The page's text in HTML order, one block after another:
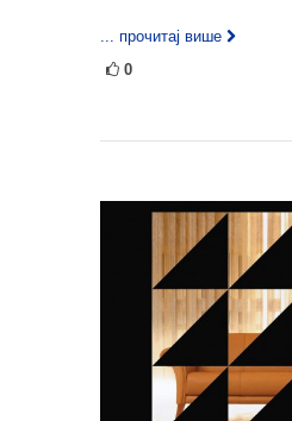
... прочитај више
0